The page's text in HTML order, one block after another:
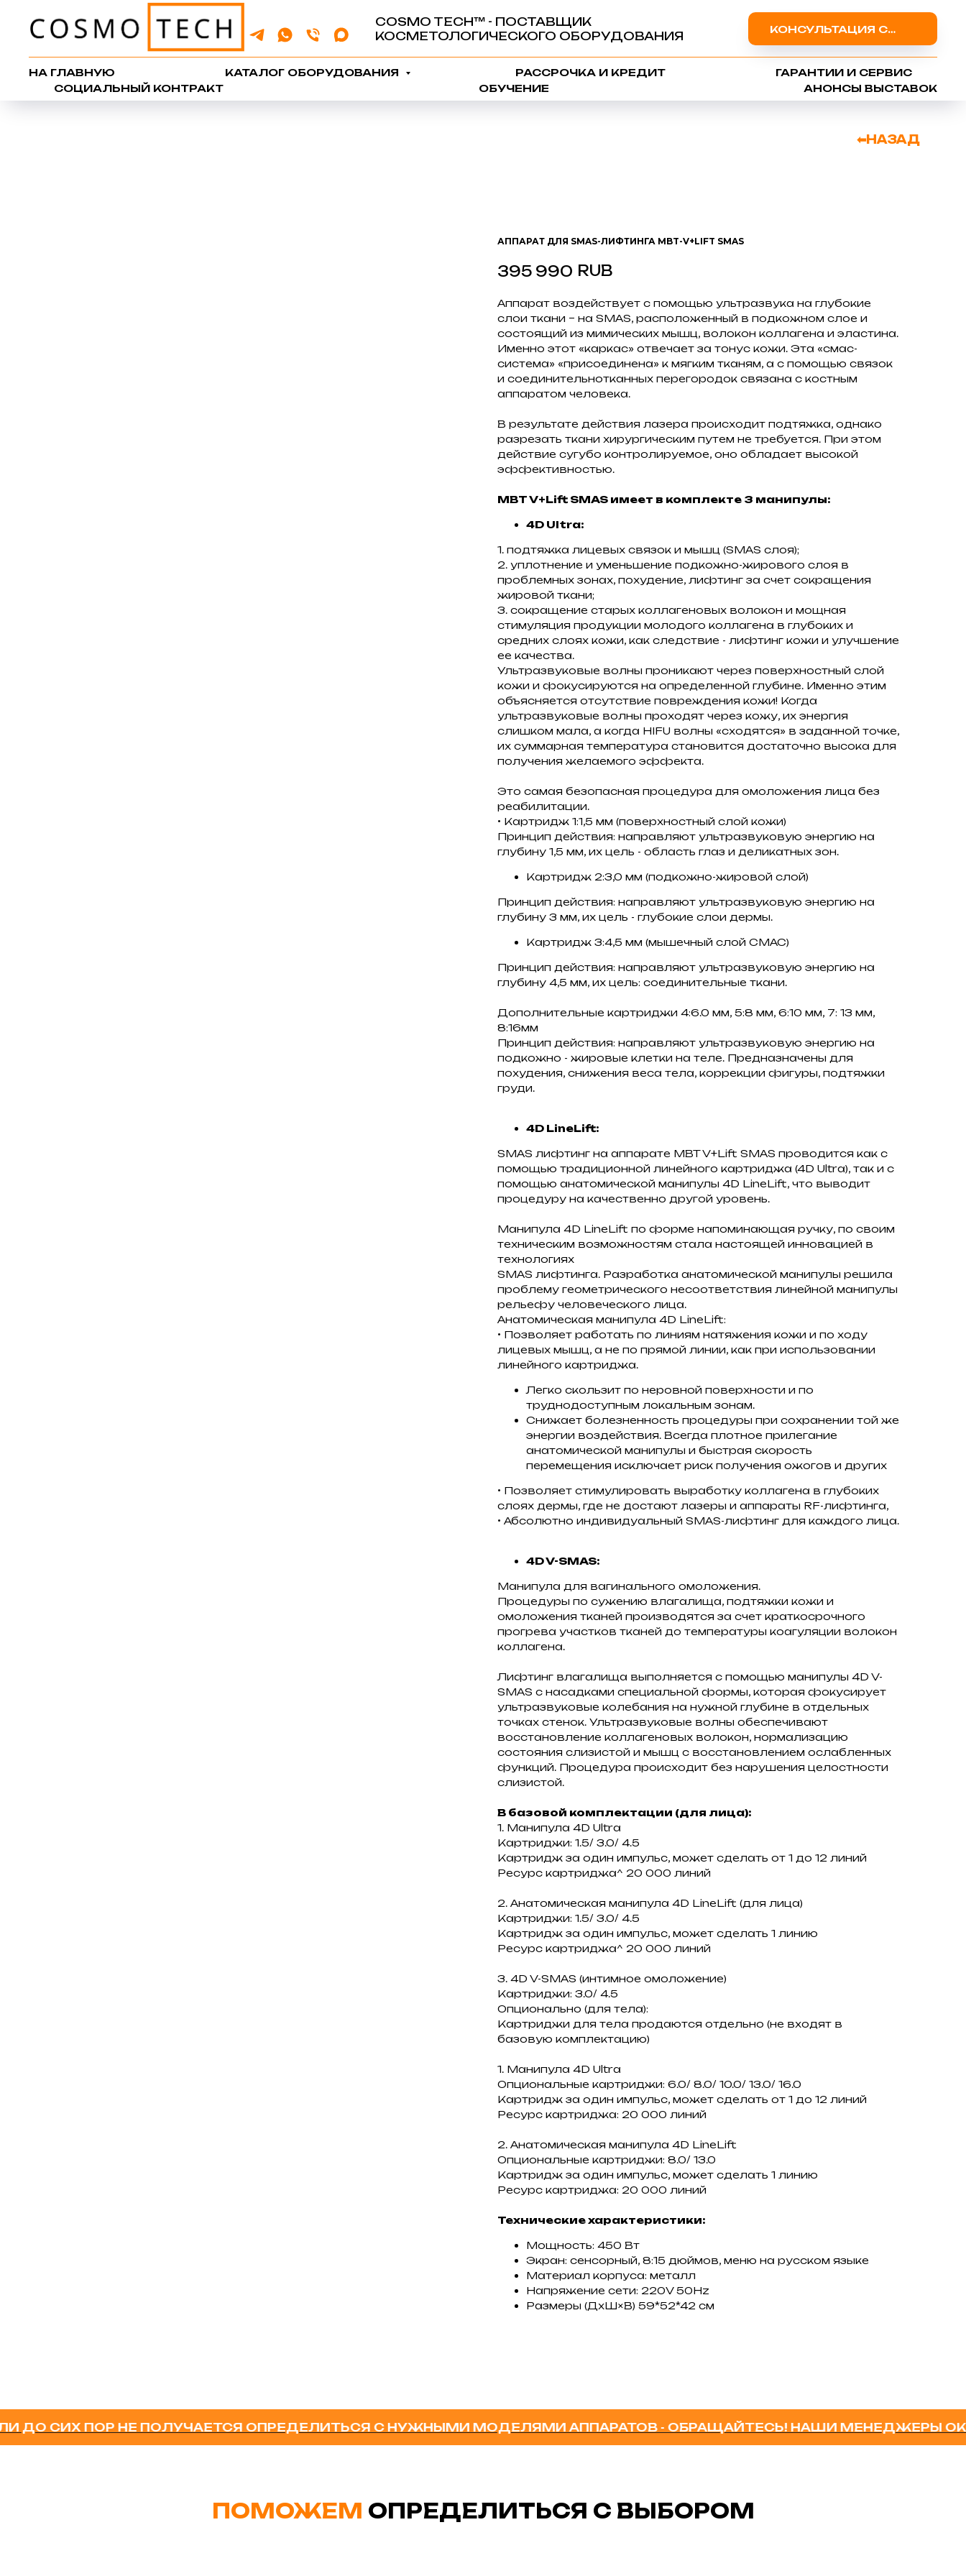
COSMO TECH™️ - ПОСТАВЩИК
КОСМЕТОЛОГИЧЕСКОГО ОБОРУДОВАНИЯ
КОНСУЛЬТАЦИЯ СПЕЦИАЛИСТА
НА ГЛАВНУЮ КАТАЛОГ ОБОРУДОВАНИЯ РАССРОЧКА И КРЕДИТ
ГАРАНТИИ И СЕРВИС
СОЦИАЛЬНЫЙ КОНТРАКТ
ОБУЧЕНИЕ АНОНСЫ ВЫСТАВОК
⬅НАЗАД
АППАРАТ ДЛЯ SMAS-ЛИФТИНГА MBT-V+LIFT SMAS
395 990 RUB
Аппарат воздействует с помощью ультразвука на глубокие
слои ткани – на SMAS, расположенный в подкожном слое и
состоящий из мимических мышц, волокон коллагена и эластина.
Именно этот «каркас» отвечает за тонус кожи. Эта «смас-
система» «присоединена» к мягким тканям, а с помощью связок
и соединительнотканных перегородок связана с костным
аппаратом человека.
В результате действия лазера происходит подтяжка, однако
разрезать ткани хирургическим путем не требуется. При этом
действие сугубо контролируемое, оно обладает высокой
эффективностью.
MBT V+Lift SMAS имеет в комплекте 3 манипулы:
4D Ultra:
1. подтяжка лицевых связок и мышц (SMAS слоя);
2. уплотнение и уменьшение подкожно-жирового слоя в
проблемных зонах, похудение, лифтинг за счет сокращения
жировой ткани;
3. сокращение старых коллагеновых волокон и мощная
стимуляция продукции молодого коллагена в глубоких и
средних слоях кожи, как следствие - лифтинг кожи и улучшение
ее качества.
Ультразвуковые волны проникают через поверхностный слой
кожи и фокусируются на определенной глубине. Именно этим
объясняется отсутствие повреждения кожи! Когда
ультразвуковые волны проходят через кожу, их энергия
слишком мала, а когда HIFU волны «сходятся» в заданной точке,
их суммарная температура становится достаточно высока для
получения желаемого эффекта.
Это самая безопасная процедура для омоложения лица без
реабилитации.
• Картридж 1:1,5 мм (поверхностный слой кожи)
Принцип действия: направляют ультразвуковую энергию на
глубину 1,5 мм, их цель - область глаз и деликатных зон.
Картридж 2:3,0 мм (подкожно-жировой слой)
Принцип действия: направляют ультразвуковую энергию на
глубину 3 мм, их цель - глубокие слои дермы.
Картридж 3:4,5 мм (мышечный слой СМАС)
Принцип действия: направляют ультразвуковую энергию на
глубину 4,5 мм, их цель: соединительные ткани.
Дополнительные картриджи 4:6.0 мм, 5:8 мм, 6:10 мм, 7: 13 мм,
8:16мм
Принцип действия: направляют ультразвуковую энергию на
подкожно - жировые клетки на теле. Предназначены для
похудения, снижения веса тела, коррекции фигуры, подтяжки
груди.
4D LineLift:
SMAS лифтинг на аппарате MBT V+Lift SMAS проводится как с
помощью традиционной линейного картриджа (4D Ultra), так и с
помощью анатомической манипулы 4D LineLift, что выводит
процедуру на качественно другой уровень.
Манипула 4D LineLift по форме напоминающая ручку, по своим
техническим возможностям стала настоящей инновацией в
технологиях
SMAS лифтинга. Разработка анатомической манипулы решила
проблему геометрического несоответствия линейной манипулы
рельефу человеческого лица.
Анатомическая манипула 4D LineLift:
• Позволяет работать по линиям натяжения кожи и по ходу
лицевых мышц, а не по прямой линии, как при использовании
линейного картриджа.
Легко скользит по неровной поверхности и по
труднодоступным локальным зонам.
Снижает болезненность процедуры при сохранении той же
энергии воздействия. Всегда плотное прилегание
анатомической манипулы и быстрая скорость
перемещения исключает риск получения ожогов и других
• Позволяет стимулировать выработку коллагена в глубоких
слоях дермы, где не достают лазеры и аппараты RF-лифтинга,
• Абсолютно индивидуальный SMAS-лифтинг для каждого лица.
4D V-SMAS:
Манипула для вагинального омоложения.
Процедуры по сужению влагалища, подтяжки кожи и
омоложения тканей производятся за счет краткосрочного
прогрева участков тканей до температуры коагуляции волокон
коллагена.
Лифтинг влагалища выполняется с помощью манипулы 4D V-
SMAS с насадками специальной формы, которая фокусирует
ультразвуковые колебания на нужной глубине в отдельных
точках стенок. Ультразвуковые волны обеспечивают
восстановление коллагеновых волокон, нормализацию
состояния слизистой и мышц с восстановлением ослабленных
функций. Процедура происходит без нарушения целостности
слизистой.
В базовой комплектации (для лица):
1. Манипула 4D Ultra
Картриджи: 1.5/ 3.0/ 4.5
Картридж за один импульс, может сделать от 1 до 12 линий
Ресурс картриджа^ 20 000 линий
2. Анатомическая манипула 4D LineLift (для лица)
Картриджи: 1.5/ 3.0/ 4.5
Картридж за один импульс, может сделать 1 линию
Ресурс картриджа^ 20 000 линий
3. 4D V-SMAS (интимное омоложение)
Картриджи: 3.0/ 4.5
Опционально (для тела):
Картриджи для тела продаются отдельно (не входят в
базовую комплектацию)
1. Манипула 4D Ultra
Опциональные картриджи: 6.0/ 8.0/ 10.0/ 13.0/ 16.0
Картридж за один импульс, может сделать от 1 до 12 линий
Ресурс картриджа: 20 000 линий
2. Анатомическая манипула 4D LineLift
Опциональные картриджи: 8.0/ 13.0
Картридж за один импульс, может сделать 1 линию
Ресурс картриджа: 20 000 линий
Технические характеристики:
Мощность: 450 Вт
Экран: сенсорный, 8:15 дюймов, меню на русском языке
Материал корпуса: металл
Напряжение сети: 220V 50Hz
Размеры (ДхШ×В) 59*52*42 см
ПОР НЕ ПОЛУЧАЕТСЯ ОПРЕДЕЛИТЬСЯ С НУЖНЫМИ МОДЕЛЯМИ АППАРАТОВ - ОБРАЩАЙТЕСЬ! НАШИ МЕНЕДЖЕРЫ ОКАЖУТ
ПОМОЖЕМ ОПРЕДЕЛИТЬСЯ С ВЫБОРОМ